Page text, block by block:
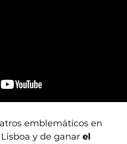
emblemáticos en
y de ganar el